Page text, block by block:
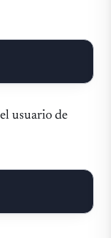
usuario de